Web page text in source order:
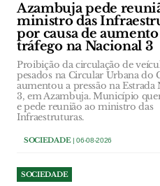
Azambuja pede
ministro das
por causa de
tráfego na Nacional 3
Proibição da circulação de
pesados na Circular Urbana do
aumentou a pressão na Estrada
3, em Azambuja. Município
e pede reunião ao ministro das
Infraestruturas.
SOCIEDADE| 06-08-2026
SOCIEDADE